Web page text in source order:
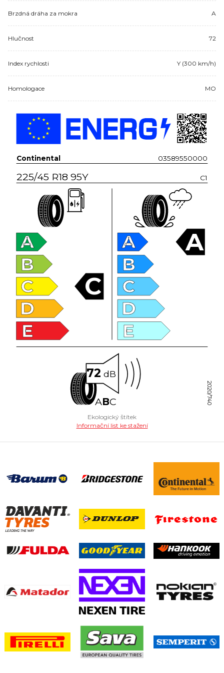
Brzdná dráha za mokra A
Hlučnost 72
Index rychlosti Y (300 km/h)
Homologace MO
Continental 03589550000
225/45 R18 95Y C1
A
B
C
D
E
C
A
B
C
D
E
A
72 dB
ABC 2020/740
Ekologický štítek
Informační list ke stažení